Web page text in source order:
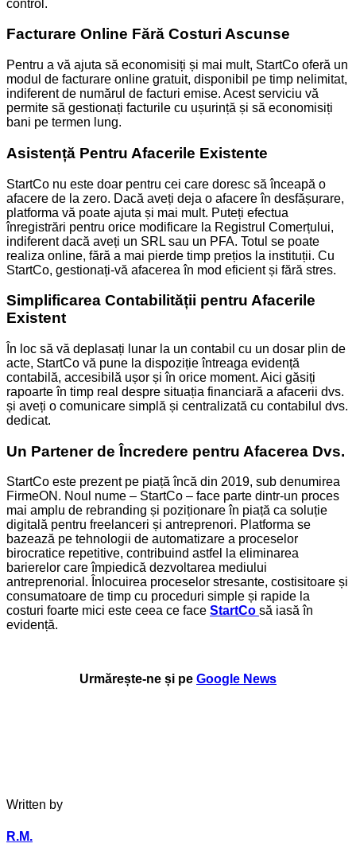
control.
Facturare Online Fără Costuri Ascunse
Pentru a vă ajuta să economisiți și mai mult, StartCo oferă un
modul de facturare online gratuit, disponibil pe timp nelimitat,
indiferent de numărul de facturi emise. Acest serviciu vă
permite să gestionați facturile cu ușurință și să economisiți
bani pe termen lung.
Asistență Pentru Afacerile Existente
StartCo nu este doar pentru cei care doresc să înceapă o
afacere de la zero. Dacă aveți deja o afacere în desfășurare,
platforma vă poate ajuta și mai mult. Puteți efectua
înregistrări pentru orice modificare la Registrul Comerțului,
indiferent dacă aveți un SRL sau un PFA. Totul se poate
realiza online, fără a mai pierde timp prețios la instituții. Cu
StartCo, gestionați-vă afacerea în mod eficient și fără stres.
Simplificarea Contabilității pentru Afacerile
Existent
În loc să vă deplasați lunar la un contabil cu un dosar plin de
acte, StartCo vă pune la dispoziție întreaga evidență
contabilă, accesibilă ușor și în orice moment. Aici găsiți
rapoarte în timp real despre situația financiară a afacerii dvs.
și aveți o comunicare simplă și centralizată cu contabilul dvs.
dedicat.
Un Partener de Încredere pentru Afacerea Dvs.
StartCo este prezent pe piață încă din 2019, sub denumirea
FirmeON. Noul nume – StartCo – face parte dintr-un proces
mai amplu de rebranding și poziționare în piață ca soluție
digitală pentru freelanceri și antreprenori. Platforma se
bazează pe tehnologii de automatizare a proceselor
birocratice repetitive, contribuind astfel la eliminarea
barierelor care împiedică dezvoltarea mediului
antreprenorial. Înlocuirea proceselor stresante, costisitoare și
consumatoare de timp cu proceduri simple și rapide la
costuri foarte mici este ceea ce face StartCo să iasă în
evidență.
Urmărește-ne și pe Google News
Written by
R.M.